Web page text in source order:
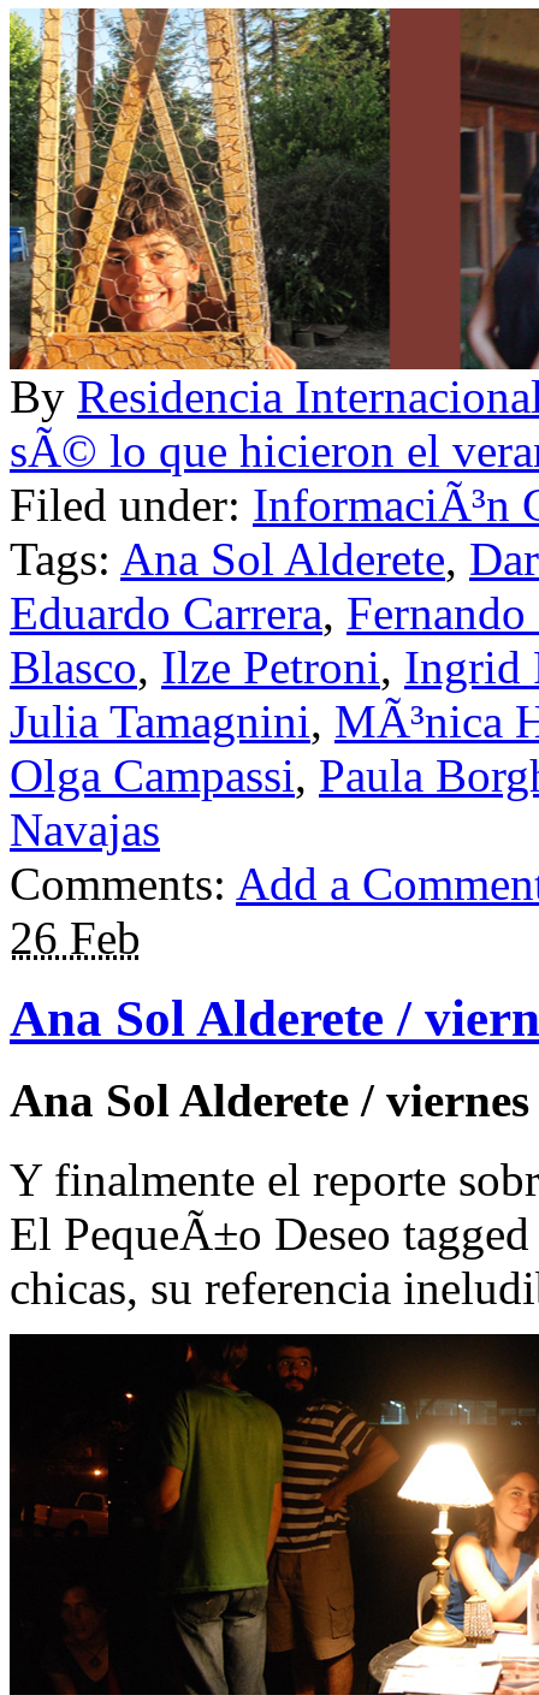
By Residencia
sÃ© lo que hicieron el
Filed under: InformaciÃ³n
Tags: Ana Sol Alderete,
Eduardo Carrera,
Blasco, Ilze Petroni, Ingrid
Julia Tamagnini, MÃ³nica
Olga Campassi, Paula
Navajas
Comments: Add a
26 Feb
Ana Sol Alderete /
Ana Sol Alderete /
Y finalmente el reporte
El PequeÃ±o Deseo
chicas, su referencia